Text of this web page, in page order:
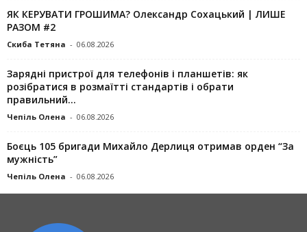
ЯК КЕРУВАТИ ГРОШИМА? Олександр Сохацький | ЛИШЕ
РАЗОМ #2
Скиба Тетяна - 06.08.2026
Зарядні пристрої для телефонів і планшетів: як
розібратися в розмаїтті стандартів і обрати
правильний...
Чепіль Олена - 06.08.2026
Боєць 105 бригади Михайло Дерлиця отримав орден “За
мужність”
Чепіль Олена - 06.08.2026